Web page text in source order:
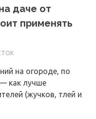
даче от
применять
на огороде, по
как лучше
(жучков, тлей и